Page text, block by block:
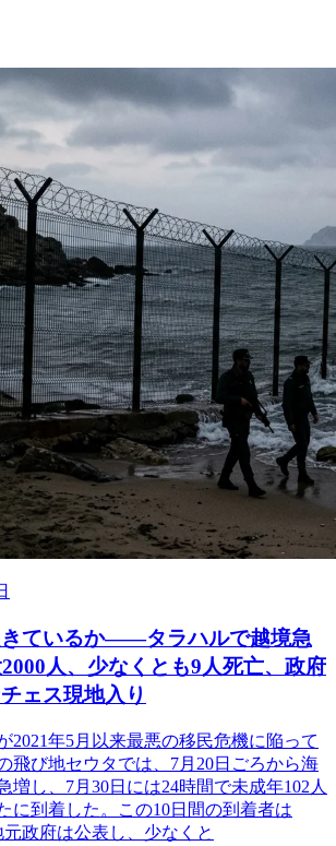
きているか——タラハルで越境急
人、少なくとも9人死亡、政府
ェス現地入り
2021年5月以来最悪の移民危機に陥って
飛び地セウタでは、7月20日ごろから海
増し、7月30日には24時間で未成年102人
に到着した。この10日間の到着者は
元政府は公表し、少なくと